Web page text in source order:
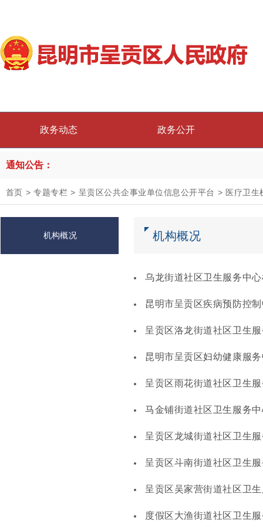
政务动态 政务公开
通知公告：
首页 > 专题专栏 > 呈贡区公共企事业单位信息公开平台 > 医疗卫生
机构概况 机构概况
乌龙街道社区卫生服务中
昆明市呈贡区疾病预防控
呈贡区洛龙街道社区卫生
昆明市呈贡区妇幼健康服
呈贡区雨花街道社区卫生
马金铺街道社区卫生服务
呈贡区龙城街道社区卫生
呈贡区斗南街道社区卫生
呈贡区吴家营街道社区卫
度假区大渔街道社区卫生